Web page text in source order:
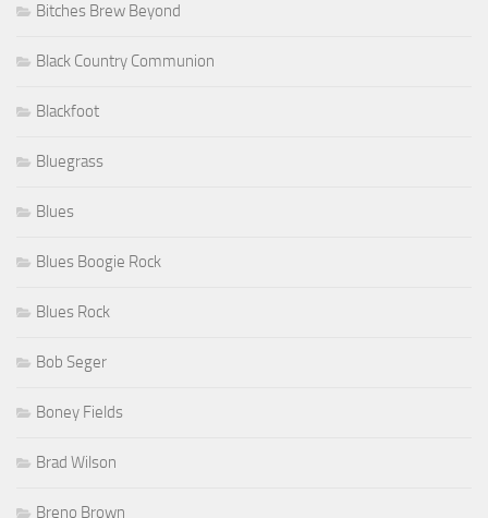
Bitches Brew Beyond
Black Country Communion
Blackfoot
Bluegrass
Blues
Blues Boogie Rock
Blues Rock
Bob Seger
Boney Fields
Brad Wilson
Breno Brown